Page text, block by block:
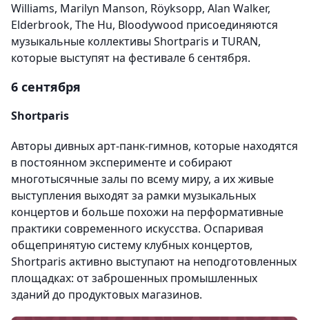
Williams, Marilyn Manson, Röyksopp, Alan Walker,
Elderbrook, The Hu, Bloodywood присоединяются
музыкальные коллективы Shortparis и TURAN,
которые выступят на фестивале 6 сентября.
6 сентября
Shortparis
Авторы дивных арт-панк-гимнов, которые находятся
в постоянном эксперименте и собирают
многотысячные залы по всему миру, а их живые
выступления выходят за рамки музыкальных
концертов и больше похожи на перформативные
практики современного искусства. Оспаривая
общепринятую систему клубных концертов,
Shortparis активно выступают на неподготовленных
площадках: от заброшенных промышленных
зданий до продуктовых магазинов.